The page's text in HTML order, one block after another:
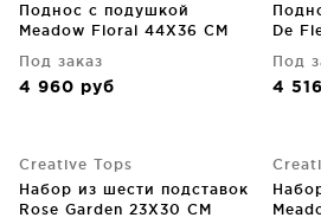
Поднос с подушкой
Meadow Floral 44X36 CM
Под заказ
4 960 руб
De
Под
4 516
Creative Tops
Набор из шести подставок
Rose Garden 23X30 CM